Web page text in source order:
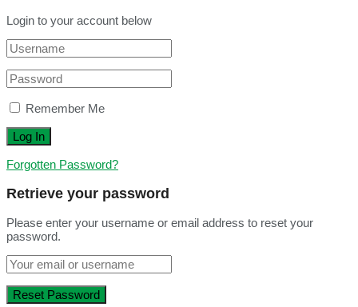
Login to your account below
Remember Me
Forgotten Password?
Retrieve your password
Please enter your username or email address to reset your
password.